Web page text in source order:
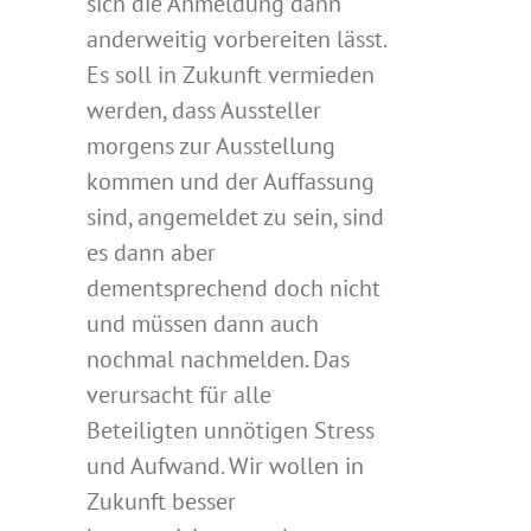
anderweitig vorbereiten lässt.
Es soll in Zukunft vermieden
werden, dass Aussteller
morgens zur Ausstellung
kommen und der Auffassung
sind, angemeldet zu sein, sind
es dann aber
dementsprechend doch nicht
und müssen dann auch
nochmal nachmelden. Das
verursacht für alle
Beteiligten unnötigen Stress
und Aufwand. Wir wollen in
Zukunft besser